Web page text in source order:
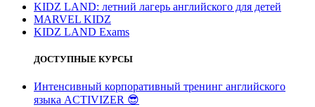
KIDZ LAND: летний лагерь английского для детей
MARVEL KIDZ
KIDZ LAND Exams
ДОСТУПНЫЕ КУРСЫ
Интенсивный корпоративный тренинг английского
языка ACTIVIZER 😎